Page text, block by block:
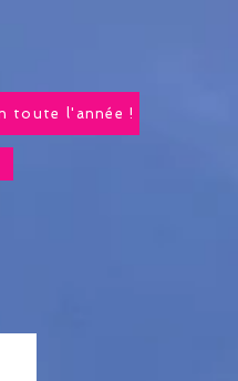
toute l'année !